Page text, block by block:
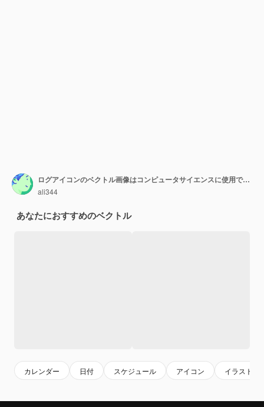
ログアイコンのベクトル画像はコンピュータサイエンスに使用できます
ali344
あなたにおすすめのベクトル
カレンダー 日付 スケジュール アイコン イラスト